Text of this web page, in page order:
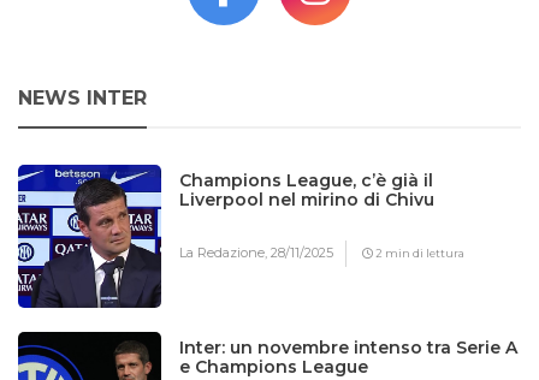
NEWS INTER
Champions League, c’è già il
Liverpool nel mirino di Chivu
La Redazione,28/11/2025 2 min di lettura
Inter: un novembre intenso tra Serie A
e Champions League